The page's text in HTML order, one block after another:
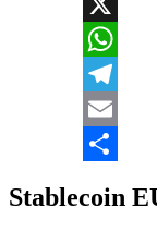
X
WhatsApp
Telegram
Email
Stablecoin